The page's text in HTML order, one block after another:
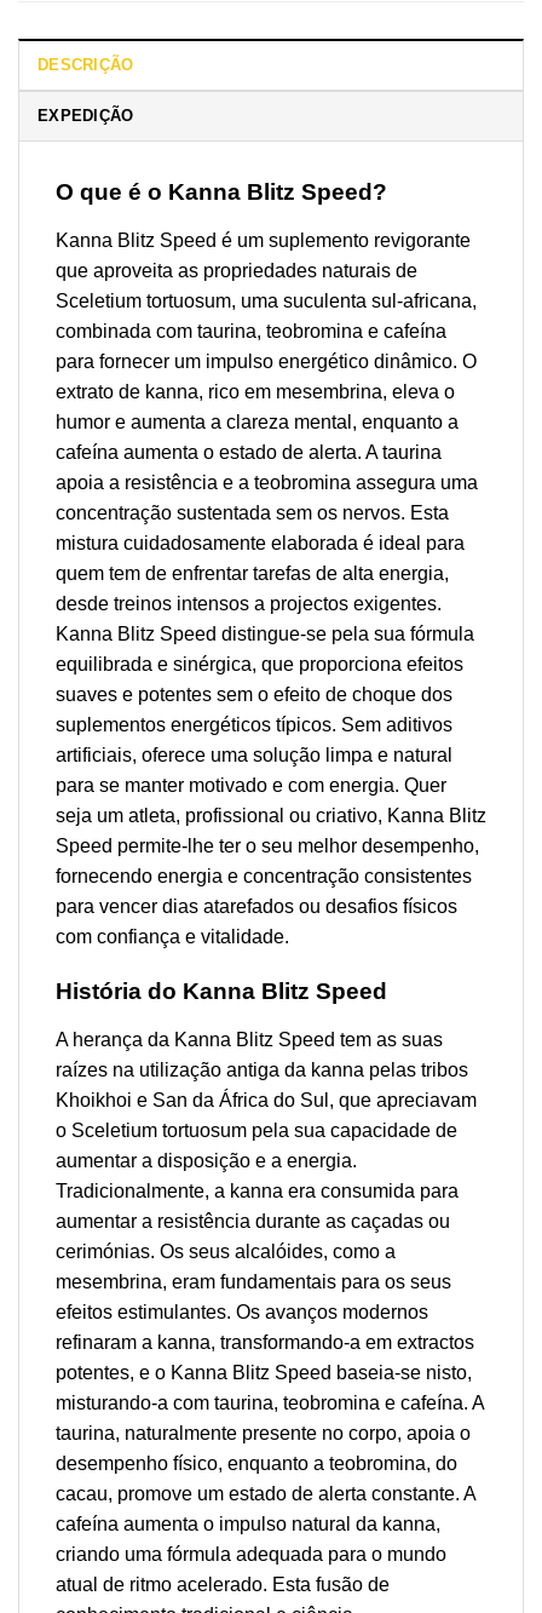
DESCRIÇÃO
EXPEDIÇÃO
O que é o Kanna Blitz Speed?
Kanna Blitz Speed é um suplemento revigorante
que aproveita as propriedades naturais de
Sceletium tortuosum, uma suculenta sul-africana,
combinada com taurina, teobromina e cafeína
para fornecer um impulso energético dinâmico. O
extrato de kanna, rico em mesembrina, eleva o
humor e aumenta a clareza mental, enquanto a
cafeína aumenta o estado de alerta. A taurina
apoia a resistência e a teobromina assegura uma
concentração sustentada sem os nervos. Esta
mistura cuidadosamente elaborada é ideal para
quem tem de enfrentar tarefas de alta energia,
desde treinos intensos a projectos exigentes.
Kanna Blitz Speed distingue-se pela sua fórmula
equilibrada e sinérgica, que proporciona efeitos
suaves e potentes sem o efeito de choque dos
suplementos energéticos típicos. Sem aditivos
artificiais, oferece uma solução limpa e natural
para se manter motivado e com energia. Quer
seja um atleta, profissional ou criativo, Kanna Blitz
Speed permite-lhe ter o seu melhor desempenho,
fornecendo energia e concentração consistentes
para vencer dias atarefados ou desafios físicos
com confiança e vitalidade.
História do Kanna Blitz Speed
A herança da Kanna Blitz Speed tem as suas
raízes na utilização antiga da kanna pelas tribos
Khoikhoi e San da África do Sul, que apreciavam
o Sceletium tortuosum pela sua capacidade de
aumentar a disposição e a energia.
Tradicionalmente, a kanna era consumida para
aumentar a resistência durante as caçadas ou
cerimónias. Os seus alcalóides, como a
mesembrina, eram fundamentais para os seus
efeitos estimulantes. Os avanços modernos
refinaram a kanna, transformando-a em extractos
potentes, e o Kanna Blitz Speed baseia-se nisto,
misturando-a com taurina, teobromina e cafeína. A
taurina, naturalmente presente no corpo, apoia o
desempenho físico, enquanto a teobromina, do
cacau, promove um estado de alerta constante. A
cafeína aumenta o impulso natural da kanna,
criando uma fórmula adequada para o mundo
atual de ritmo acelerado. Esta fusão de